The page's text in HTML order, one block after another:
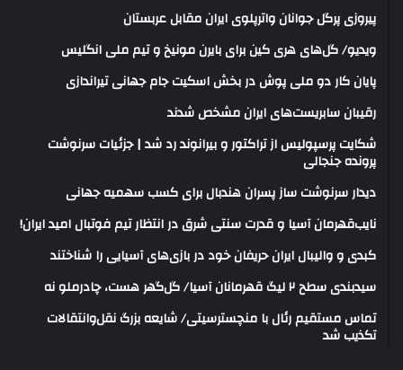
پیروزی پرگل جوانان واترپلوی ایران مقابل عربستان
ویدیو/ گل‌های هری‌ کین برای بایرن مونیخ و تیم ملی انگلیس
پایان کار دو ملی پوش در بخش اسکیت جام جهانی تیراندازی
رقیبان سابریست‌های ایران مشخص شدند
شکایت پرسپولیس از تراکتور و بیرانوند رد شد | جزئیات سرنوشت
پرونده جنجالی
دیدار سرنوشت ساز پسران هندبال برای کسب سهمیه جهانی
نایب‌قهرمان آسیا و قدرت سنتی شرق در انتظار تیم فوتبال امید ایران!
کبدی و والیبال ایران حریفان خود در بازی‌های آسیایی را شناختند
سیدبندی سطح ۲ لیگ قهرمانان آسیا/ گل‌گهر هست، چادرملو نه
تماس مستقیم رئال با منچسترسیتی/ شایعه بزرگ نقل‌وانتقالات
تکذیب شد